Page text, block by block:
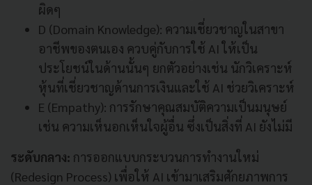
ผิดๆ
D (Domain Knowledge): ความเชี่ยวชาญในสาขา
อาชีพของตนเอง ควบคู่กับการใช้ AI ให้เป็น
ประโยชน์ในด้านนั้นๆ ยกตัวอย่างเช่น นักวิเคราะห์
หุ้นที่เชี่ยวชาญด้านการเงินและใช้ AI ช่วยวิเคราะห์
E (Empathy): การรักษาคุณสมบัติความเป็นมนุษย์
เช่น ความเห็นอกเห็นใจผู้อื่น ซึ่งเป็นสิ่งที่ AI ยังไม่มี
ระดับกลาง: การออกแบบกระบวนการทำงานใหม่
(Redesign Process) เพื่อให้ AI เข้ามาเสริมศักยภาพการ